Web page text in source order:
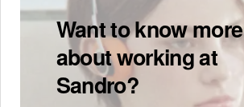
Want to know more
about working at
Sandro?